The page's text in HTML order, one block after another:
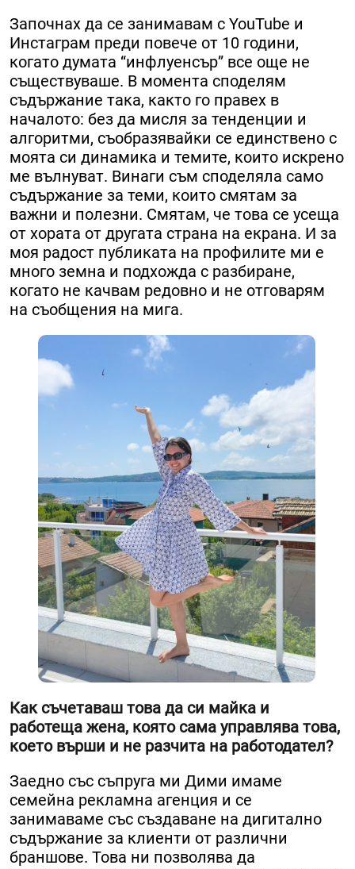
Започнах да се занимавам с YouTube и
Инстаграм преди повече от 10 години,
когато думата “инфлуенсър” все още не
съществуваше. В момента споделям
съдържание така, както го правех в
началото: без да мисля за тенденции и
алгоритми, съобразявайки се единствено с
моята си динамика и темите, които искрено
ме вълнуват. Винаги съм споделяла само
съдържание за теми, които смятам за
важни и полезни. Смятам, че това се усеща
от хората от другата страна на екрана. И за
моя радост публиката на профилите ми е
много земна и подхожда с разбиране,
когато не качвам редовно и не отговарям
на съобщения на мига.
Как съчетаваш това да си майка и
работеща жена, която сама управлява това,
което върши и не разчита на работодател?
Заедно със съпруга ми Дими имаме
семейна рекламна агенция и се
занимаваме със създаване на дигитално
съдържание за клиенти от различни
браншове. Това ни позволява да